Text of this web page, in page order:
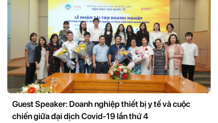
Guest Speaker: Doanh nghiệp thiết bị y tế và cuộc
chiến giữa đại dịch Covid-19 lần thứ 4